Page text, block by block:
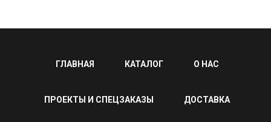
ГЛАВНАЯ КАТАЛОГ О НАС
ПРОЕКТЫ И СПЕЦЗАКАЗЫ ДОСТАВКА